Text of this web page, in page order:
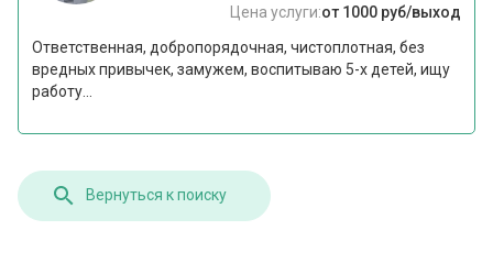
Цена услуги:от 1000 руб/выход
Ответственная, добропорядочная, чистоплотная, без
вредных привычек, замужем, воспитываю 5-х детей, ищу
работу...
Вернуться к поиску